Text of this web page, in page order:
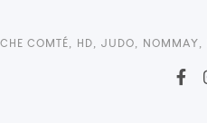
COMTÉ, HD, JUDO, NOMMAY,